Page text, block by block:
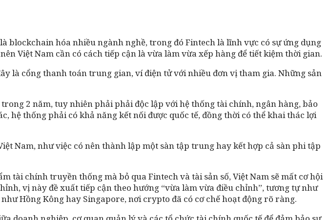
blockchain hóa nhiều ngành nghề, trong đó Fintech là lĩnh vực có sự ứng dụng
Việt Nam cần có cách tiếp cận là vừa làm vừa xếp hàng để tiết kiệm thời gian.
là cổng thanh toán trung gian, ví điện tử với nhiều đơn vị tham gia. Những sản
2 năm, tuy nhiên phải phải độc lập với hệ thống tài chính, ngân hàng, bảo
hệ thống phải có khả năng kết nối được quốc tế, đồng thời có thể khai thác lợi
Nam, như việc có nên thành lập một sàn tập trung hay kết hợp cả sàn phi tập
tài chính truyền thống mà bỏ qua Fintech và tài sản số, Việt Nam sẽ mất cơ hội
vị này đề xuất tiếp cận theo hướng “vừa làm vừa điều chỉnh”, tương tự như
Hồng Kông hay Singapore, nơi crypto đã có cơ chế hoạt động rõ ràng.